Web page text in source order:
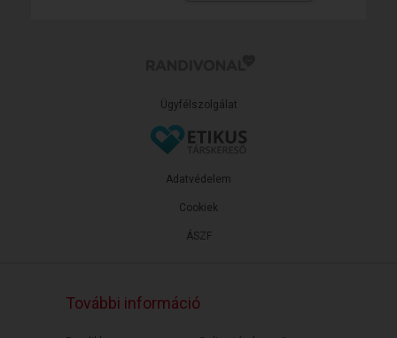
Ügyfélszolgálat
ÁSZF
Adatvédelem
Cookiek
További információ